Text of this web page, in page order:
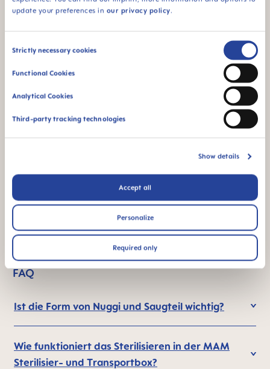
update your preferences in our privacy policy.
Consent
Strictly necessary cookies
Functional Cookies
Analytical Cookies
Third-party tracking technologies
Show details
Accept all
Personalize
Required only
FAQ
Ist die Form von Nuggi und Saugteil wichtig?
Wie funktioniert das Sterilisieren in der MAM
Sterilisier- und Transportbox?